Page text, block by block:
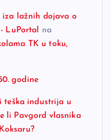
lažnih dojava o
LuPortal na
TK u toku,
godine
teška industrija u
li Pavgord vlasnika